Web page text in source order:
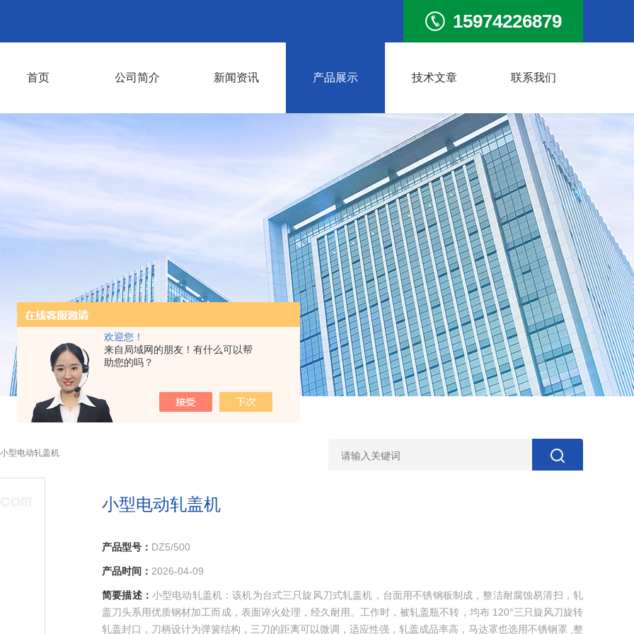
欢迎您！
来自局域网的朋友！有什么可以帮
助您的吗？
15974226879
首页 公司简介 新闻资讯 产品展示 技术文章 联系我们
型电动轧盖机
小型电动轧盖机
产品型号： DZ5/500
产品时间： 2026-04-09
简要描述： 小型电动轧盖机：该机为台式三只旋风刀式轧盖机，台面用不锈钢板制成，整洁耐腐蚀易清扫，轧
盖刀头系用优质钢材加工而成，表面谇火处理，经久耐用。工作时，被轧盖瓶不转，均布 120°三只旋风刀旋转
轧盖封口，刀柄设计为弹簧结构，三刀的距离可以微调，适应性强，轧盖成品率高，马达罩也选用不锈钢罩 ,整